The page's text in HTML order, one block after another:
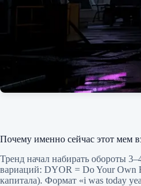
Почему именно сейчас этот мем
Тренд начал набирать обороты
вариаций: DYOR = Do Your Own
капитала). Формат «i was today